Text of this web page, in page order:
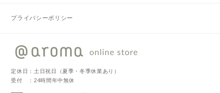
プライバシーポリシー
定休日：土日祝日（夏季・冬季休業あり）
受付 ：24時間年中無休